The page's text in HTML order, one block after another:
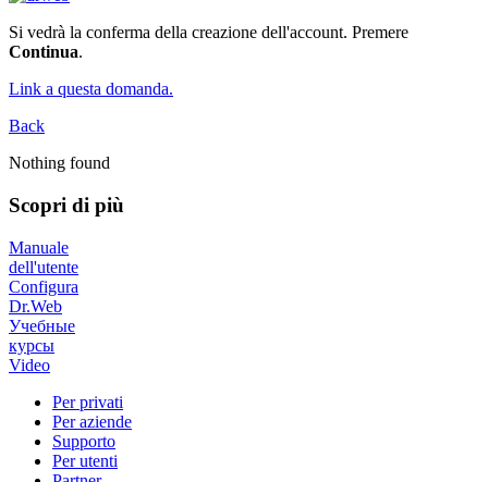
Si vedrà la conferma della creazione dell'account. Premere
Continua.
Link a questa domanda.
Back
Nothing found
Scopri di più
Manuale
dell'utente
Configura
Dr.Web
Учебные
курсы
Video
Per privati
Per aziende
Supporto
Per utenti